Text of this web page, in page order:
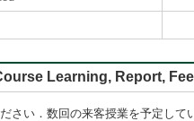
Learning, Report,
さい．数回の来客授業を予定して